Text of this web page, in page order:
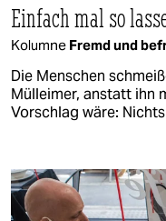
Einfach mal so
Kolumne Fremd und
Die Menschen
Mülleimer, anstatt ihn
Vorschlag wäre: